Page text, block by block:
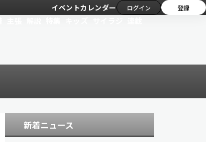
イベントカレンダー ログイン 登録
新着ニュース